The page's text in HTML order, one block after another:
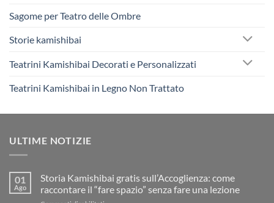
Sagome per Teatro delle Ombre
Storie kamishibai
Teatrini Kamishibai Decorati e Personalizzati
Teatrini Kamishibai in Legno Non Trattato
ULTIME NOTIZIE
01
Ago
Storia Kamishibai gratis sull’Accoglienza: come
raccontare il “fare spazio” senza fare una lezione